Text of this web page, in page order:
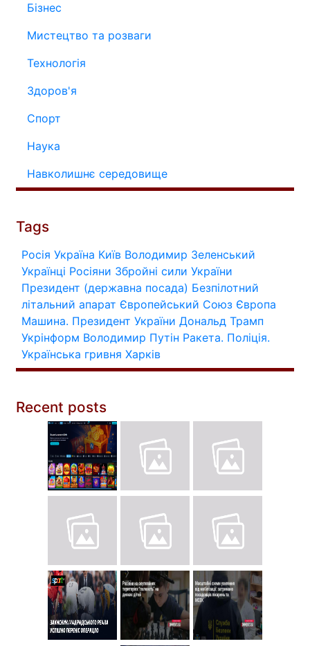
Бізнес
Мистецтво та розваги
Технологія
Здоров'я
Спорт
Наука
Навколишнє середовище
Tags
Росія Україна Київ Володимир Зеленський
Українці Росіяни Збройні сили України
Президент (державна посада) Безпілотний
літальний апарат Європейський Союз Європа
Машина. Президент України Дональд Трамп
Укрінформ Володимир Путін Ракета. Поліція.
Українська гривня Харків
Recent posts